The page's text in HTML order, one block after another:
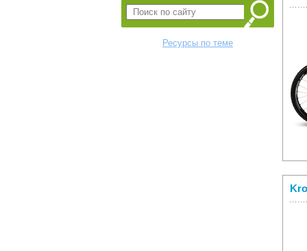
Ресурсы по теме